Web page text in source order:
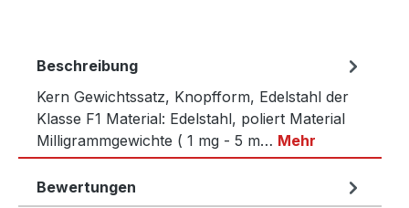
Beschreibung
Kern Gewichtssatz, Knopfform, Edelstahl der
Klasse F1 Material: Edelstahl, poliert Material
Milligrammgewichte ( 1 mg - 5 m… Mehr
Bewertungen